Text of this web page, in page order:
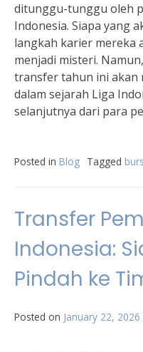
ditunggu-tunggu oleh
Indonesia. Siapa yang
langkah karier mereka
menjadi misteri.
transfer tahun ini akan
dalam sejarah Liga
selanjutnya dari para
Posted in Blog Tagged
Transfer
Indonesia:
Pindah ke
Posted on January 22, 2026